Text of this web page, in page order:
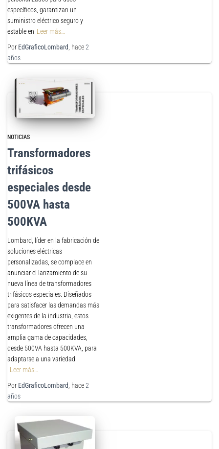
específicos, garantizan un
suministro eléctrico seguro y
estable en Leer más…
Por EdGraficoLombard , hace2
años
NOTICIAS
Transformadores
trifásicos
especiales desde
500VA hasta
500KVA
Lombard, líder en la fabricación de
soluciones eléctricas
personalizadas, se complace en
anunciar el lanzamiento de su
nueva línea de transformadores
trifásicos especiales. Diseñados
para satisfacer las demandas más
exigentes de la industria, estos
transformadores ofrecen una
amplia gama de capacidades,
desde 500VA hasta 500KVA, para
adaptarse a una variedad
Leer más…
Por EdGraficoLombard , hace2
años